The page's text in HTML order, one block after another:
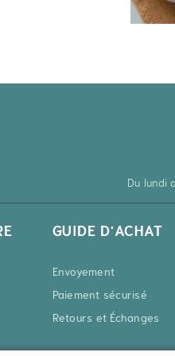
Du lundi
GUIDE D'ACHAT
Envoyement
Paiement sécurisé
Retours et Échanges